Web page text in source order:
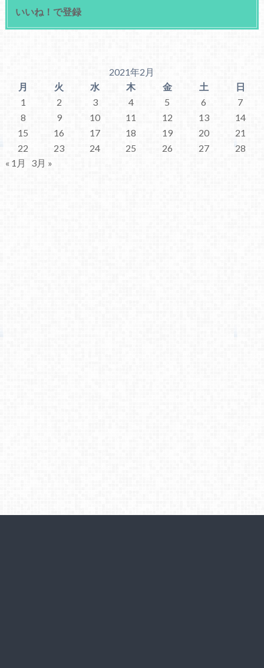
いいね！で登録
2021年2月
月
火 水 木 金 土
日
1
2 3 4 5 6
7
8
9 10 11 12 13
14
15
16 17 18 19 20
21
22
23 24 25 26 27
28
« 1月
3月 »